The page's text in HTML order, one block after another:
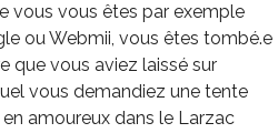
vous vous êtes par exemple
ou Webmii, vous êtes tombé.e
que vous aviez laissé sur
vous demandiez une tente
amoureux dans le Larzac